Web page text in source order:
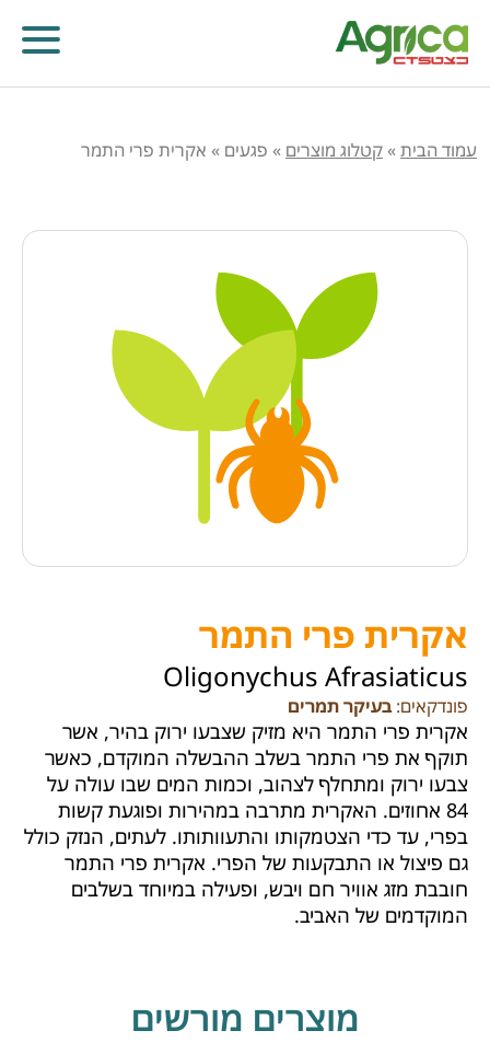
קוטלי עשבים
קוטלי מחלות
קוטלי חרקים
דישון עלוותי וביוסטימולנטים
שונות
עמוד הבית»קטלוג מוצרים » פגעים » אקרית פרי התמר
אקרית פרי התמר
Oligonychus Afrasiaticus
פונדקאים:בעיקר תמרים
אקרית פרי התמר היא מזיק שצבעו ירוק בהיר, אשר
תוקף את פרי התמר בשלב ההבשלה המוקדם, כאשר
צבעו ירוק ומתחלף לצהוב, וכמות המים שבו עולה על
84 אחוזים. האקרית מתרבה במהירות ופוגעת קשות
בפרי, עד כדי הצטמקותו והתעוותותו. לעתים, הנזק כולל
גם פיצול או התבקעות של הפרי. אקרית פרי התמר
חובבת מזג אוויר חם ויבש, ופעילה במיוחד בשלבים
המוקדמים של האביב.
מוצרים מורשים